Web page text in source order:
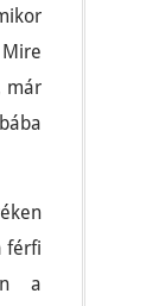
már
férfi
a